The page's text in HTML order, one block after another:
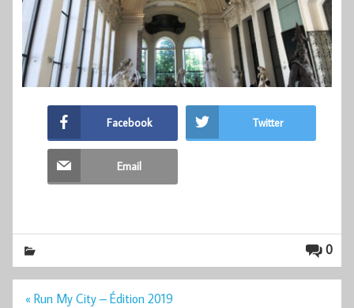
Facebook Twitter
Email
0
Navigation
« Run My City – Édition 2019